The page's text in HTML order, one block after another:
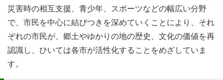
災害時の相互支援、青少年、スポーツなどの幅広い分野
で、市民を中心に結びつきを深めていくことにより、それ
ぞれの市民が、郷土やゆかりの地の歴史、文化の価値を再
認識し、ひいては各市が活性化することをめざしていま
す。